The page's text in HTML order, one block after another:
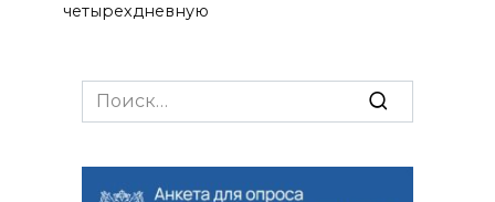
четырехдневную
Search
for: